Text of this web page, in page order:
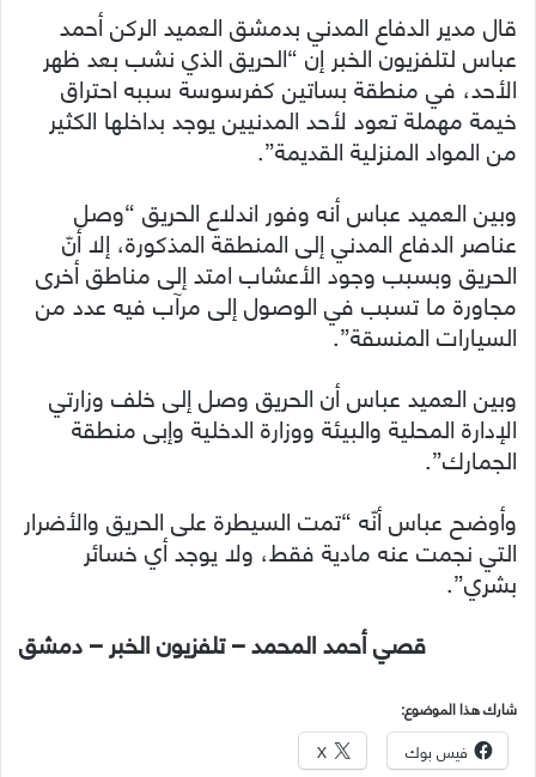
قال مدير الدفاع المدني بدمشق العميد الركن أحمد
عباس لتلفزيون الخبر إن “الحريق الذي نشب بعد ظهر
الأحد، في منطقة بساتين كفرسوسة سببه احتراق
خيمة مهملة تعود لأحد المدنيين يوجد بداخلها الكثير
من المواد المنزلية القديمة”.
وبين العميد عباس أنه وفور اندلاع الحريق “وصل
عناصر الدفاع المدني إلى المنطقة المذكورة، إلا أنّ
الحريق وبسبب وجود الأعشاب امتد إلى مناطق أخرى
مجاورة ما تسبب في الوصول إلى مرآب فيه عدد من
السيارات المنسقة”.
وبين العميد عباس أن الحريق وصل إلى خلف وزارتي
الإدارة المحلية والبيئة ووزارة الدخلية وإبى منطقة
الجمارك”.
وأوضح عباس أنّه “تمت السيطرة على الحريق والأضرار
التي نجمت عنه مادية فقط، ولا يوجد أي خسائر
بشري”.
قصي أحمد المحمد – تلفزيون الخبر – دمشق
شارك هذا الموضوع:
فيس بوك X